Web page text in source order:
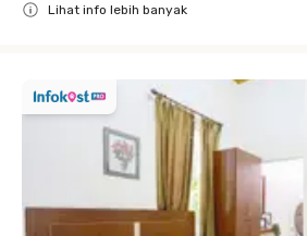
Lihat info lebih banyak